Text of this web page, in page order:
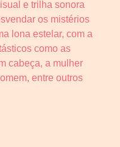
e trilha sonora
os mistérios
lona estelar, com a
como as
cabeça, a mulher
entre outros